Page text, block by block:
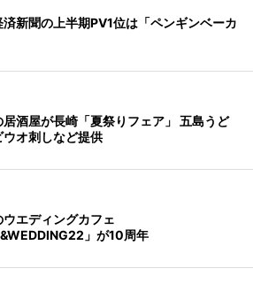
新聞の上半期PV1位は「ペンギンベーカ
居酒屋が長崎「夏祭りフェア」 五島うど
ウオ刺しなど提供
エディングカフェ
」が10周年